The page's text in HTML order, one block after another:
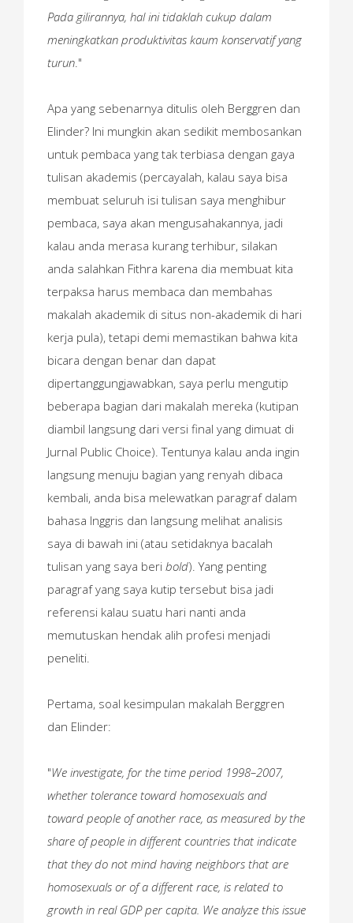
Pada gilirannya, hal ini tidaklah cukup dalam
meningkatkan produktivitas kaum konservatif yang
turun ."
Apa yang sebenarnya ditulis oleh Berggren dan
Elinder? Ini mungkin akan sedikit membosankan
untuk pembaca yang tak terbiasa dengan gaya
tulisan akademis (percayalah, kalau saya bisa
membuat seluruh isi tulisan saya menghibur
pembaca, saya akan mengusahakannya, jadi
kalau anda merasa kurang terhibur, silakan
anda salahkan Fithra karena dia membuat kita
terpaksa harus membaca dan membahas
makalah akademik di situs non-akademik di hari
kerja pula), tetapi demi memastikan bahwa kita
bicara dengan benar dan dapat
dipertanggungjawabkan, saya perlu mengutip
beberapa bagian dari makalah mereka (kutipan
diambil langsung dari versi final yang dimuat di
Jurnal Public Choice). Tentunya kalau anda ingin
langsung menuju bagian yang renyah dibaca
kembali, anda bisa melewatkan paragraf dalam
bahasa Inggris dan langsung melihat analisis
saya di bawah ini (atau setidaknya bacalah
tulisan yang saya beri bold). Yang penting
paragraf yang saya kutip tersebut bisa jadi
referensi kalau suatu hari nanti anda
memutuskan hendak alih profesi menjadi
peneliti.
Pertama, soal kesimpulan makalah Berggren
dan Elinder:
"We investigate, for the time period 1998–2007,
whether tolerance toward homosexuals and
toward people of another race, as measured by the
share of people in different countries that indicate
that they do not mind having neighbors that are
homosexuals or of a different race, is related to
growth in real GDP per capita. We analyze this issue